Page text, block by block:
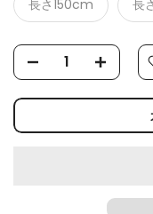
長さ150cm 長